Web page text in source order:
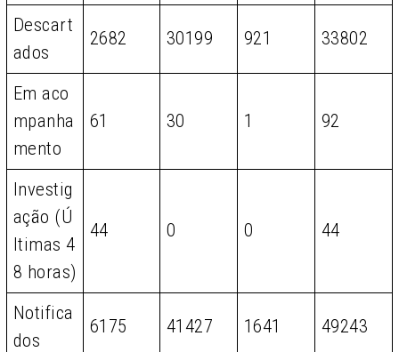
Descart
ados
2682 30199 921 33802
Em aco
mpanha
mento
61 30 1 92
Investig
ação (Ú
ltimas 4
8 horas)
44 0 0 44
Notifica
dos
6175 41427 1641 49243